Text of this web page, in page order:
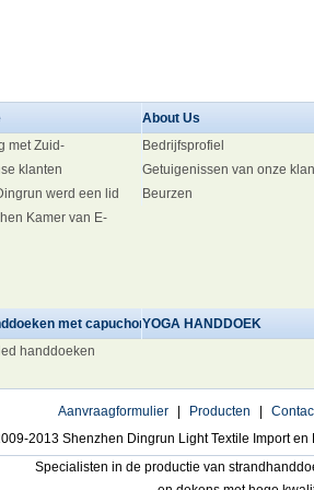
met Zuid-
klanten
werd een lid
Kamer van E-
About Us
Bedrijfsprofiel
Getuigenissen van onze
Beurzen
met capuchon
handdoeken
YOGA HANDDOEK
Aanvraagformulier Producten
2013 Shenzhen Dingrun Light Textile Import
Specialisten in de productie van